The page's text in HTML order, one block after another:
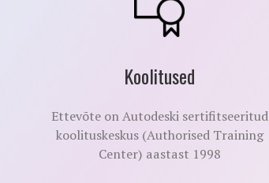
Koolitused
Ettevõte on Autodeski sertifitseeritud
koolituskeskus (Authorised Training
Center) aastast 1998